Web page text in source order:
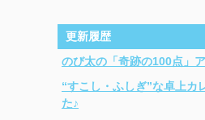
更新履歴
のび太の「奇跡の100点」
“すこし・ふしぎ”な卓上カ
た♪